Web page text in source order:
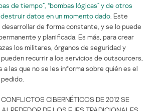
de tiempo”, “bombas lógicas” y de otros
datos en un momento dado . Este
de forma constante, y se lo puede
y planificada. Es más, para crear
los militares, órganos de seguridad y
recurrir a los servicios de outsourcers,
a las que no se les informa sobre quién es el
CIBERNÉTICOS DE 2012 SE